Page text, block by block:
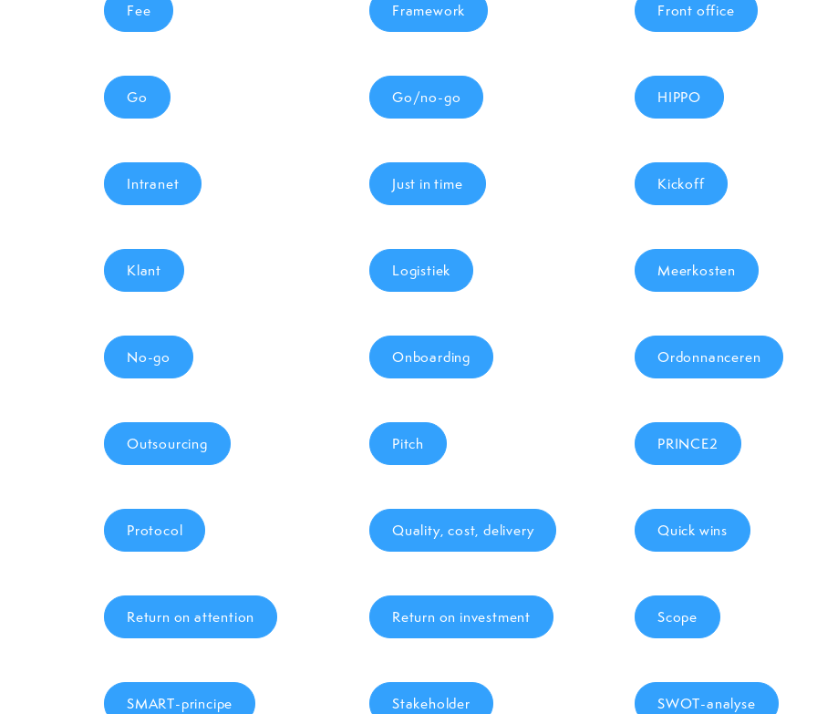
Fee Framework Front office
Go Go/no-go HIPPO
Intranet Just in time Kickoff
Klant Logistiek Meerkosten
No-go Onboarding Ordonnanceren
Outsourcing Pitch PRINCE2
Protocol Quality, cost, delivery Quick wins
Return on attention Return on investment Scope
SMART-principe Stakeholder SWOT-analyse